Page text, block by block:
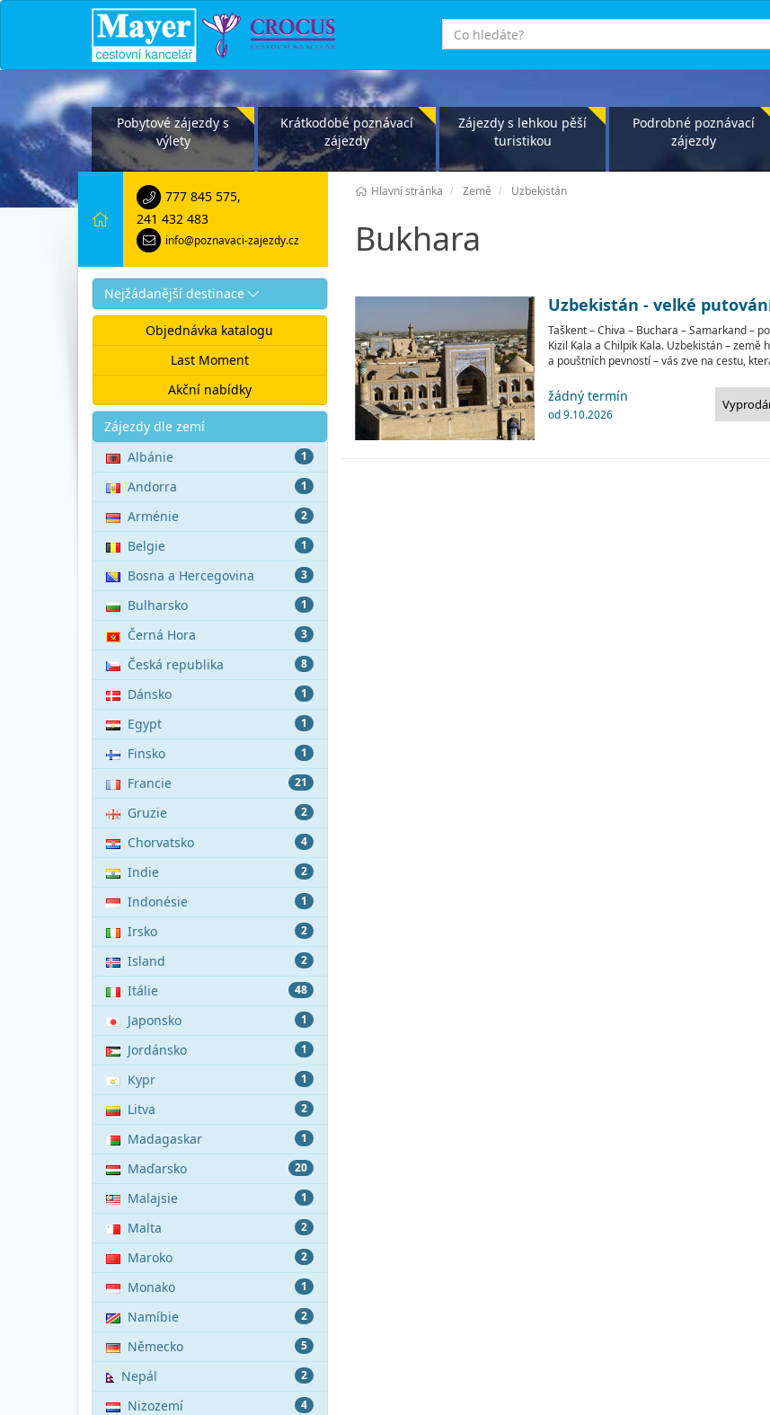
co
hledáte
Pobytové zájezdy s
výlety
Krátkodobé poznávací
zájezdy
Zájezdy s lehkou pěší
turistikou
Podrobné poznávací
zájezdy
Hlavní stránka Země Uzbekistán
Bukhara
777 845 575,
241 432 483
info@poznavaci-zajezdy.cz
Nejžádanější destinace
Objednávka katalogu
Last Moment
Akční nabídky
Akce
Zájezdy dle zemí
1
Albánie
1
Andorra
2
Arménie
1
Belgie
3
Bosna a Hercegovina
1
Bulharsko
3
Černá Hora
8
Česká republika
1
Dánsko
1
Egypt
1
Finsko
21
Francie
2
Gruzie
4
Chorvatsko
2
Indie
1
Indonésie
2
Irsko
2
Island
48
Itálie
1
Japonsko
1
Jordánsko
1
Kypr
2
Litva
1
Madagaskar
20
Maďarsko
1
Malajsie
2
Malta
2
Maroko
1
Monako
2
Namíbie
5
Německo
2
Nepál
4
Nizozemí
Uzbekistán - velké
Taškent – Chiva – Buchara – Samarkand –
Kizil Kala a Chilpik Kala. Uzbekistán –
a pouštních pevností – vás zve na cestu,
žádný termín
od 9.10.2026